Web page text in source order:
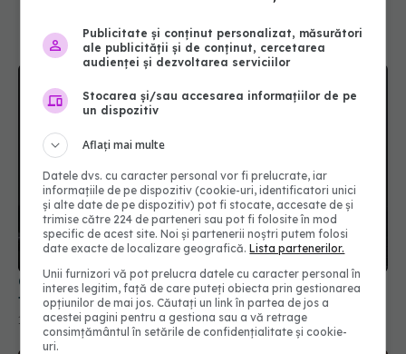
Cum trebuie să stingi uleiul care a luat foc în
tigaie. Ce să nu faci niciodată
14 noi 2025, 10:47
Publicitate și conținut personalizat, măsurători
ale publicității și de conținut, cercetarea
audienței și dezvoltarea serviciilor
Stocarea și/sau accesarea informațiilor de pe
un dispozitiv
Aflați mai multe
Datele dvs. cu caracter personal vor fi prelucrate, iar
informațiile de pe dispozitiv (cookie-uri, identificatori unici
și alte date de pe dispozitiv) pot fi stocate, accesate de și
trimise către 224 de parteneri sau pot fi folosite în mod
specific de acest site. Noi și partenerii noștri putem folosi
date exacte de localizare geografică.Lista partenerilor.
Unii furnizori vă pot prelucra datele cu caracter personal în
interes legitim, față de care puteți obiecta prin gestionarea
opțiunilor de mai jos. Căutați un link în partea de jos a
acestei pagini pentru a gestiona sau a vă retrage
consimțământul în setările de confidențialitate și cookie-
uri.